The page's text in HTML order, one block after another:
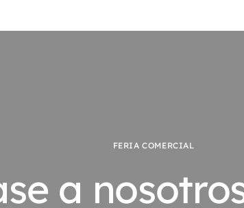
FERIA COMERCIAL
a